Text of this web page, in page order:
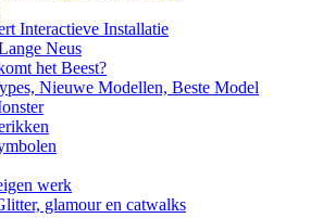
Interactieve Installatie
Neus
het Beest?
Nieuwe Modellen, Beste Model
werk
glamour en catwalks